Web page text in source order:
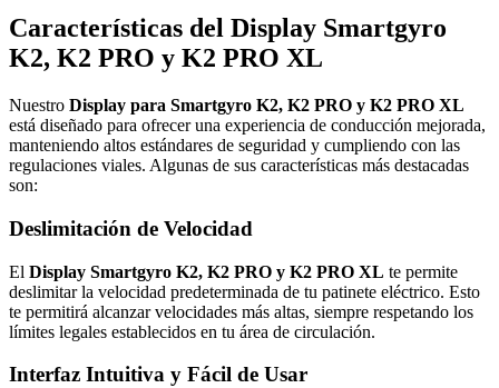
Características del Display Smartgyro
K2, K2 PRO y K2 PRO XL
Nuestro Display para Smartgyro K2, K2 PRO y K2 PRO XL
está diseñado para ofrecer una experiencia de conducción mejorada,
manteniendo altos estándares de seguridad y cumpliendo con las
regulaciones viales. Algunas de sus características más destacadas
son:
Deslimitación de Velocidad
El Display Smartgyro K2, K2 PRO y K2 PRO XL te permite
deslimitar la velocidad predeterminada de tu patinete eléctrico. Esto
te permitirá alcanzar velocidades más altas, siempre respetando los
límites legales establecidos en tu área de circulación.
Interfaz Intuitiva y Fácil de Usar